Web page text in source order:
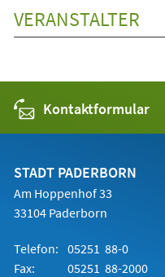
VERANSTALTER
Kontaktformular
STADT PADERBORN
Am Hoppenhof 33
33104 Paderborn
Telefon: 05251 88-0
Fax:
05251 88-2000